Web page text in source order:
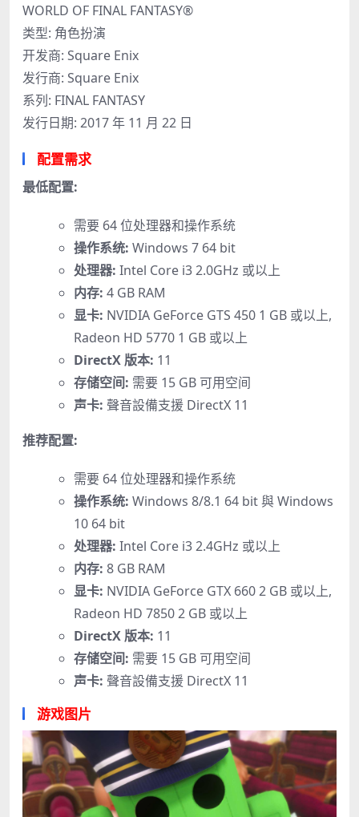
WORLD OF FINAL FANTASY®
类型: 角色扮演
开发商: Square Enix
发行商: Square Enix
系列: FINAL FANTASY
发行日期: 2017 年 11 月 22 日
配置需求
最低配置:
需要 64 位处理器和操作系统
操作系统: Windows 7 64 bit
处理器: Intel Core i3 2.0GHz 或以上
内存: 4 GB RAM
显卡: NVIDIA GeForce GTS 450 1 GB 或以上,
Radeon HD 5770 1 GB 或以上
DirectX 版本: 11
存储空间: 需要 15 GB 可用空间
声卡: 聲音設備支援 DirectX 11
推荐配置:
需要 64 位处理器和操作系统
操作系统: Windows 8/8.1 64 bit 與 Windows
10 64 bit
处理器: Intel Core i3 2.4GHz 或以上
内存: 8 GB RAM
显卡: NVIDIA GeForce GTX 660 2 GB 或以上,
Radeon HD 7850 2 GB 或以上
DirectX 版本: 11
存储空间: 需要 15 GB 可用空间
声卡: 聲音設備支援 DirectX 11
游戏图片